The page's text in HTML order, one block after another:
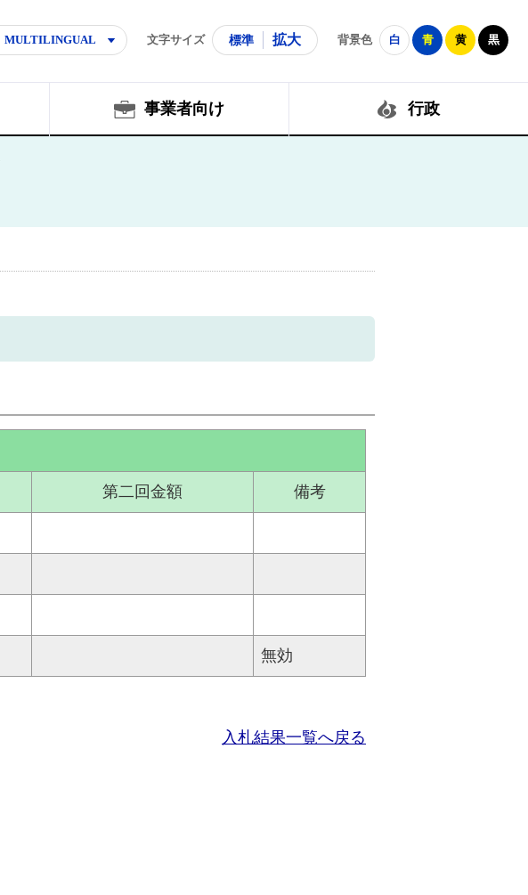
MULTILINGUAL 文字サイズ 標準 拡大 背景色 白 青 黄 黒
事業者向け 行政
第二回金額 備考
無効
入札結果一覧へ戻る